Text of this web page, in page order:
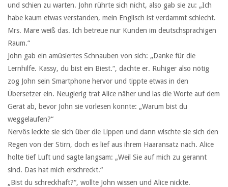
und schien zu warten. John rührte sich nicht, also gab sie zu: „Ich
habe kaum etwas verstanden, mein Englisch ist verdammt schlecht.
Mrs. Mare weiß das. Ich betreue nur Kunden im deutschsprachigen
Raum.“
John gab ein amüsiertes Schnauben von sich: „Danke für die
Lernhilfe. Kassy, du bist ein Biest.“, dachte er. Ruhiger also nötig
zog John sein Smartphone hervor und tippte etwas in den
Übersetzer ein. Neugierig trat Alice näher und las die Worte auf dem
Gerät ab, bevor John sie vorlesen konnte: „Warum bist du
weggelaufen?“
Nervös leckte sie sich über die Lippen und dann wischte sie sich den
Regen von der Stirn, doch es lief aus ihrem Haaransatz nach. Alice
holte tief Luft und sagte langsam: „Weil Sie auf mich zu gerannt
sind. Das hat mich erschreckt.“
„Bist du schreckhaft?“, wollte John wissen und Alice nickte.